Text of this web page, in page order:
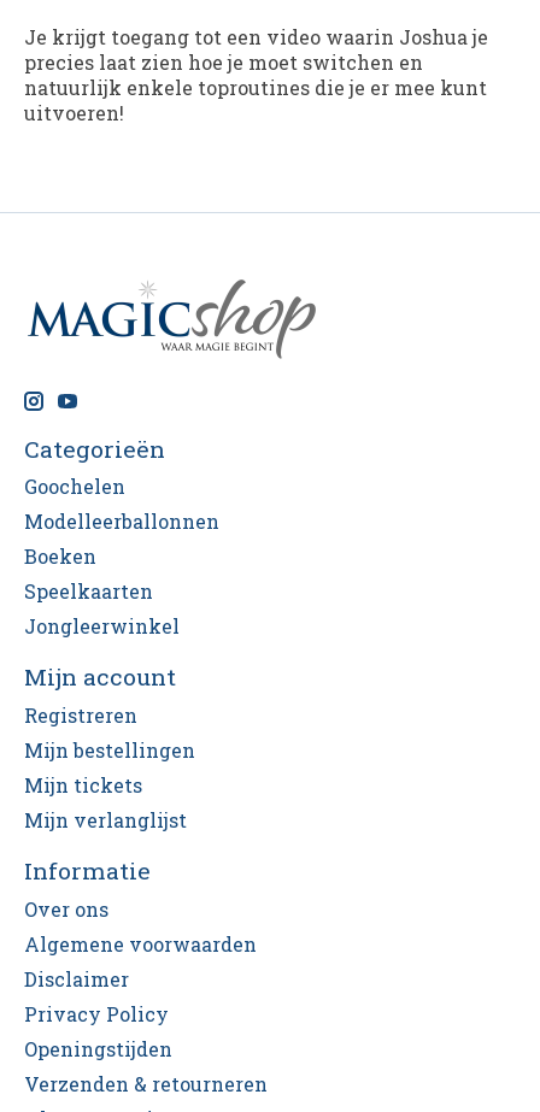
Je krijgt toegang tot een video waarin Joshua je
precies laat zien hoe je moet switchen en
natuurlijk enkele toproutines die je er mee kunt
uitvoeren!
Categorieën
Goochelen
Modelleerballonnen
Boeken
Speelkaarten
Jongleerwinkel
Mijn account
Registreren
Mijn bestellingen
Mijn tickets
Mijn verlanglijst
Informatie
Over ons
Algemene voorwaarden
Disclaimer
Privacy Policy
Openingstijden
Verzenden & retourneren